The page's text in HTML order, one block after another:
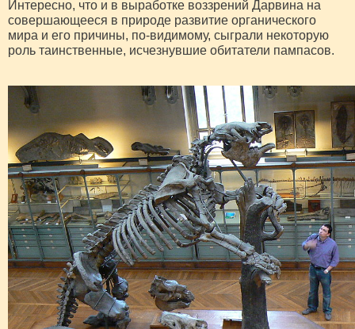
Интересно, что и в выработке воззрений Дарвина на
совершающееся в природе развитие органического
мира и его причины, по-видимому, сыграли некоторую
роль таинственные, исчезнувшие обитатели пампасов.